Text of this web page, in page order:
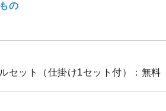
の
セット（仕掛け1セット付）：無料